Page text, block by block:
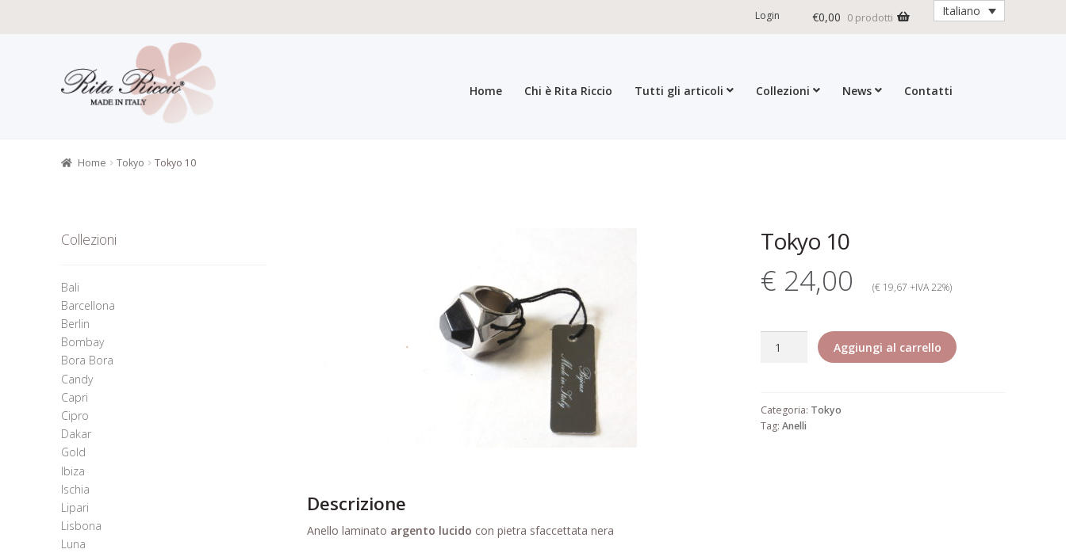
Login €0,00 0 prodotti Italiano
alla
navigazione
contenuto
Home Chi è Rita Riccio Tutti gli articoli Collezioni News
Contatti
Home Tokyo Tokyo 10
Tokyo 10
€ 24,00 (€ 19,67 +IVA 22%)
Aggiungi al carrello
Categoria: Tokyo
Tag:Anelli
Descrizione
Anello laminato argento lucido con pietra sfaccettata nera
Collezioni
Bali
Barcellona
Berlin
Bombay
Bora Bora
Candy
Capri
Cipro
Dakar
Gold
Ibiza
Ischia
Lipari
Lisbona
Luna